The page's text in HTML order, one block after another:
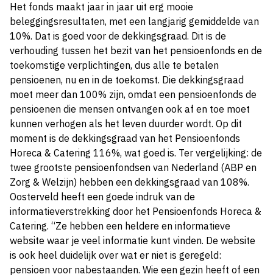
Het fonds maakt jaar in jaar uit erg mooie
beleggingsresultaten, met een langjarig gemiddelde van
10%. Dat is goed voor de dekkingsgraad. Dit is de
verhouding tussen het bezit van het pensioenfonds en de
toekomstige verplichtingen, dus alle te betalen
pensioenen, nu en in de toekomst. Die dekkingsgraad
moet meer dan 100% zijn, omdat een pensioenfonds de
pensioenen die mensen ontvangen ook af en toe moet
kunnen verhogen als het leven duurder wordt. Op dit
moment is de dekkingsgraad van het Pensioenfonds
Horeca & Catering 116%, wat goed is. Ter vergelijking: de
twee grootste pensioenfondsen van Nederland (ABP en
Zorg & Welzijn) hebben een dekkingsgraad van 108%.
Oosterveld heeft een goede indruk van de
informatieverstrekking door het Pensioenfonds Horeca &
Catering. “Ze hebben een heldere en informatieve
website waar je veel informatie kunt vinden. De website
is ook heel duidelijk over wat er niet is geregeld:
pensioen voor nabestaanden. Wie een gezin heeft of een